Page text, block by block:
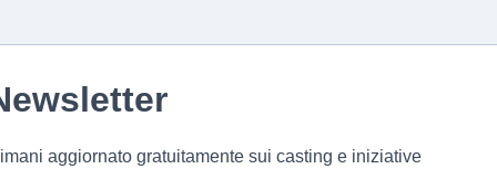
aggiornato gratuitamente sui casting e iniziative